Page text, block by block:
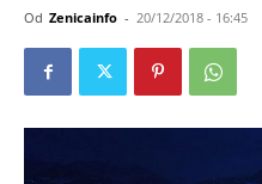
Od Zenicainfo - 20/12/2018 - 16:45